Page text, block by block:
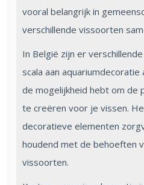
vooral belangrijk in
verschillende vissoorten
In België zijn er
scala aan
de mogelijkheid hebt om de
te creëren voor je vissen.
decoratieve elementen
houdend met de behoeften
vissoorten.